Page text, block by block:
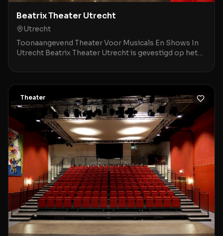
Beatrix Theater Utrecht
Utrecht
Toonaangevend Theater Voor Musicals En Shows In
Utrecht Beatrix Theater Utrecht is gevestigd op het
Theater